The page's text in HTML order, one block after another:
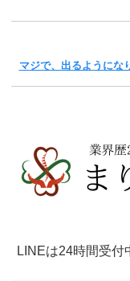
マジで、出るようにな
LINEは24時間受付